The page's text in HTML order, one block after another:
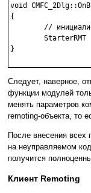
void
{
//
StarterRMT
}
Следует, наверное,
функции модулей
менять параметров
remoting-объекта, то
После внесения всех
на неуправляемом
получится
Клиент Remoting